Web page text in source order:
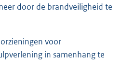
door de brandveiligheid te
voor
in samenhang te